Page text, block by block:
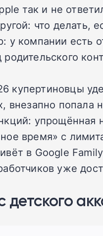
так и не
что делать,
компании есть
купертиновцы
внезапно попала
упрощённая
время» с
в Google
уже
детского